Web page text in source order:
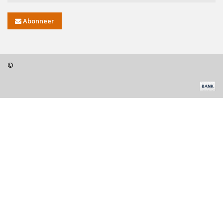
Abonneer
©